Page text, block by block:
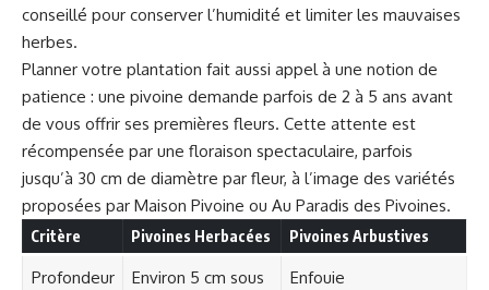
conseillé pour conserver l’humidité et limiter les mauvaises
herbes.
Planner votre plantation fait aussi appel à une notion de
patience : une pivoine demande parfois de 2 à 5 ans avant
de vous offrir ses premières fleurs. Cette attente est
récompensée par une floraison spectaculaire, parfois
jusqu’à 30 cm de diamètre par fleur, à l’image des variétés
proposées par Maison Pivoine ou Au Paradis des Pivoines.
Critère Pivoines Herbacées Pivoines Arbustives
Profondeur
Environ 5 cm sous
Enfouie